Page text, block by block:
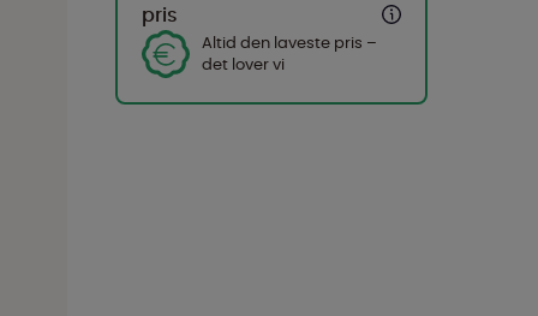
pris
Altid den laveste pris –
det lover vi